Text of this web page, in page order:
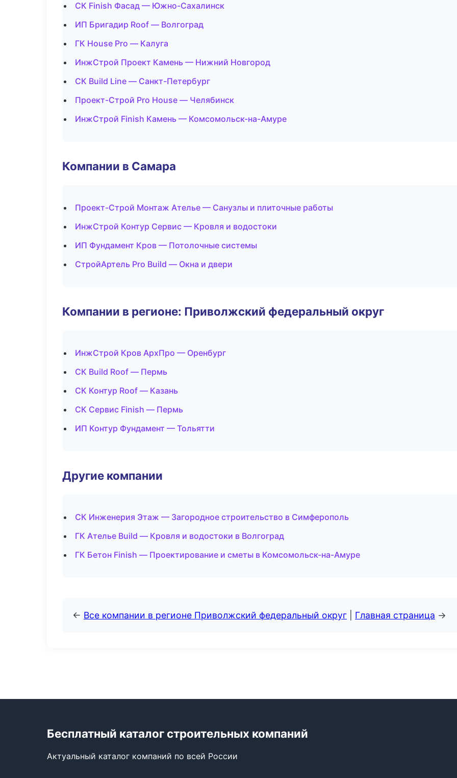
СК Finish Фасад — Южно-Сахалинск
ИП Бригадир Roof — Волгоград
ГК House Pro — Калуга
ИнжСтрой Проект Камень — Нижний Новгород
СК Build Line — Санкт-Петербург
Проект-Строй Pro House — Челябинск
ИнжСтрой Finish Камень — Комсомольск-на-Амуре
Компании в Самара
Проект-Строй Монтаж Ателье — Санузлы и плиточные работы
ИнжСтрой Контур Сервис — Кровля и водостоки
ИП Фундамент Кров — Потолочные системы
СтройАртель Pro Build — Окна и двери
Компании в регионе: Приволжский федеральный округ
ИнжСтрой Кров АрхПро — Оренбург
СК Build Roof — Пермь
СК Контур Roof — Казань
СК Сервис Finish — Пермь
ИП Контур Фундамент — Тольятти
Другие компании
СК Инженерия Этаж — Загородное строительство в Симферополь
ГК Ателье Build — Кровля и водостоки в Волгоград
ГК Бетон Finish — Проектирование и сметы в Комсомольск-на-Амуре
← Все компании в регионе Приволжский федеральный округ Главная страница →
Бесплатный каталог строительных компаний
Актуальный каталог компаний по всей России